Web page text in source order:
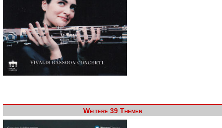
Weitere 39 Themen